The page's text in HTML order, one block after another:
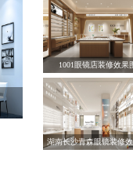
1001眼镜店装修效果
湖南长沙青森眼镜装修